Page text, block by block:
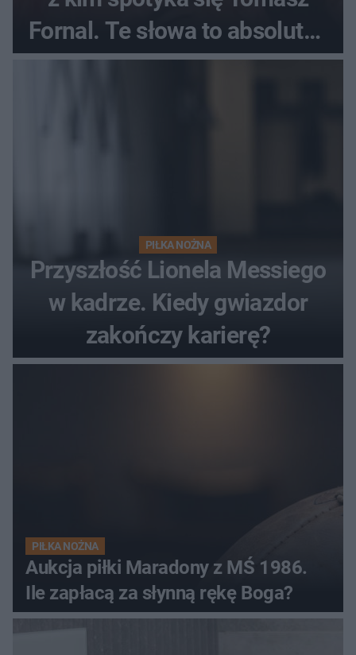
Fornal. Te słowa to absolutny
hit
PIŁKA NOŻNA
Przyszłość Lionela Messiego
w kadrze. Kiedy gwiazdor
zakończy karierę?
PIŁKA NOŻNA
Aukcja piłki Maradony z MŚ 1986.
Ile zapłacą za słynną rękę Boga?